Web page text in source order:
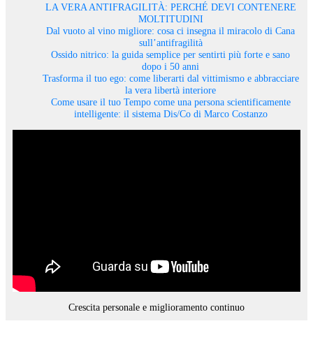
LA VERA ANTIFRAGILITÀ: PERCHÉ DEVI CONTENERE
MOLTITUDINI
Dal vuoto al vino migliore: cosa ci insegna il miracolo di Cana
sull’antifragilità
Ossido nitrico: la guida semplice per sentirti più forte e sano
dopo i 50 anni
Trasforma il tuo ego: come liberarti dal vittimismo e abbracciare
la vera libertà interiore
Come usare il tuo Tempo come una persona scientificamente
intelligente: il sistema Dis/Co di Marco Costanzo
Crescita personale e miglioramento continuo